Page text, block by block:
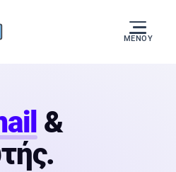
ΜΕΝΟΎ
&